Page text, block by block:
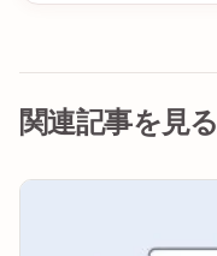
関連記事を見る